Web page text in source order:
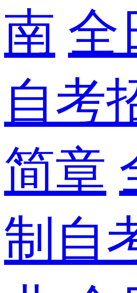
南 全
自考
简章
制自